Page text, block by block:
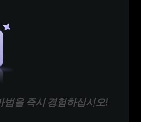
법을 즉시 경험하십시오!